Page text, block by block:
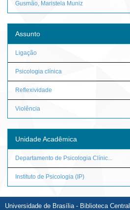
Gusmão, Maristela Muniz
Assunto
Ligação
Psicologia clínica
Reflexividade
Violência
Unidade Acadêmica
Departamento de Psicologia Clínic...
Instituto de Psicologia (IP)
Universidade de Brasília - Biblioteca Central